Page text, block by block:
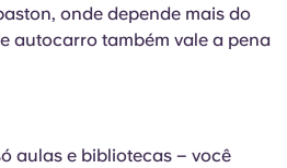
onde depende mais do
autocarro também vale a pena
aulas e bibliotecas – você